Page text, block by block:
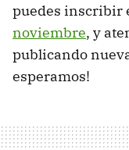
puedes inscribir
noviembre, y
publicando
esperamos!